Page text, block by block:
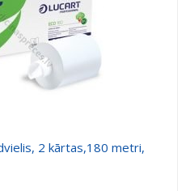
2 kārtas,180 metri,